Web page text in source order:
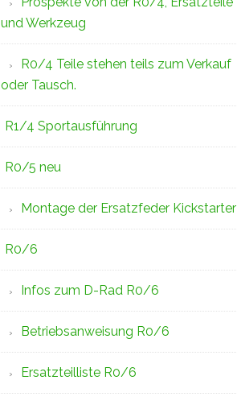
und Werkzeug
R0/4 Teile stehen teils zum Verkauf
oder Tausch.
R1/4 Sportausführung
R0/5 neu
Montage der Ersatzfeder Kickstarter
R0/6
Infos zum D-Rad R0/6
Betriebsanweisung R0/6
Ersatzteilliste R0/6